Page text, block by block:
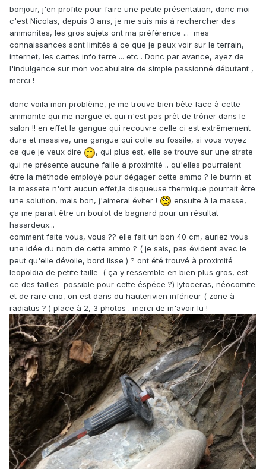
bonjour, j'en profite pour faire une petite présentation, donc moi
c'est Nicolas, depuis 3 ans, je me suis mis à rechercher des
ammonites, les gros sujets ont ma préférence ... mes
connaissances sont limités à ce que je peux voir sur le terrain,
internet, les cartes info terre ... etc . Donc par avance, ayez de
l'indulgence sur mon vocabulaire de simple passionné débutant ,
merci !
donc voila mon problème, je me trouve bien bête face à cette
ammonite qui me nargue et qui n'est pas prêt de trôner dans le
salon !! en effet la gangue qui recouvre celle ci est extrêmement
dure et massive, une gangue qui colle au fossile, si vous voyez
ce que je veux dire
, qui plus est, elle se trouve sur une strate
qui ne présente aucune faille à proximité .. qu'elles pourraient
être la méthode employé pour dégager cette ammo ? le burrin et
la massete n'ont aucun effet,la disqueuse thermique pourrait être
une solution, mais bon, j'aimerai éviter !
ensuite à la masse,
ça me parait être un boulot de bagnard pour un résultat
hasardeux...
comment faite vous, vous ?? elle fait un bon 40 cm, auriez vous
une idée du nom de cette ammo ? ( je sais, pas évident avec le
peut qu'elle dévoile, bord lisse ) ? ont été trouvé à proximité
leopoldia de petite taille ( ça y ressemble en bien plus gros, est
ce des tailles possible pour cette éspéce ?) lytoceras, néocomite
et de rare crio, on est dans du hauterivien inférieur ( zone à
radiatus ? ) place à 2, 3 photos . merci de m'avoir lu !